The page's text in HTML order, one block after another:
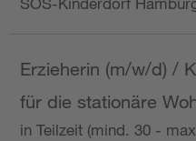
Erzieherin (m/w/d) /
für die stationäre
in Teilzeit (mind. 30 -